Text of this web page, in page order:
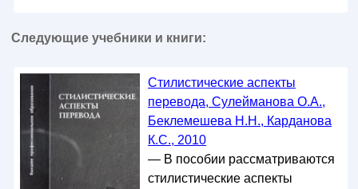
Следующие учебники и книги:
Стилистические аспекты
перевода, Сулейманова О.А.,
Беклемешева Н.Н., Карданова
К.С., 2010
— В пособии рассматриваются
стилистические аспекты